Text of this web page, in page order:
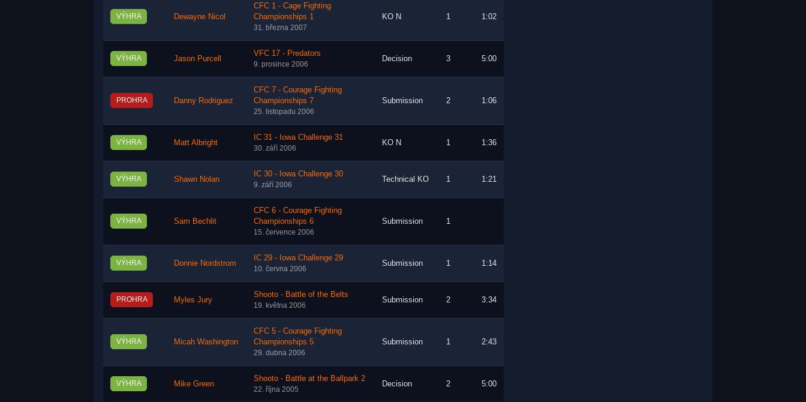
VÝHRA Dewayne Nicol
CFC 1 - Cage Fighting
Championships 1
31. března 2007
KO N 1 1:02
VÝHRA Jason Purcell
VFC 17 - Predators
9. prosince 2006
Decision 3 5:00
PROHRA Danny Rodriguez
CFC 7 - Courage Fighting
Championships 7
25. listopadu 2006
Submission 2 1:06
VÝHRA Matt Albright
IC 31 - Iowa Challenge 31
30. září 2006
KO N 1 1:36
VÝHRA Shawn Nolan
IC 30 - Iowa Challenge 30
9. září 2006
Technical KO 1 1:21
VÝHRA Sam Bechlit
CFC 6 - Courage Fighting
Championships 6
15. července 2006
Submission 1
VÝHRA Donnie Nordstrom
IC 29 - Iowa Challenge 29
10. června 2006
Submission 1 1:14
PROHRA Myles Jury
Shooto - Battle of the Belts
19. května 2006
Submission 2 3:34
VÝHRA Micah Washington
CFC 5 - Courage Fighting
Championships 5
29. dubna 2006
Submission 1 2:43
VÝHRA Mike Green
Shooto - Battle at the Ballpark 2
22. října 2005
Decision 2 5:00